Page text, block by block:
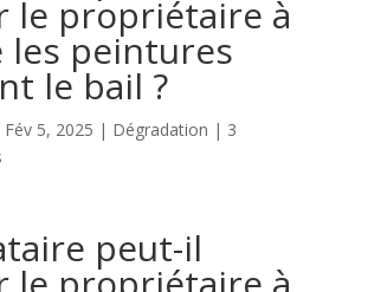
le propriétaire à
les peintures
le bail ?
Fév 5, 2025 | Dégradation | 3
peut-il